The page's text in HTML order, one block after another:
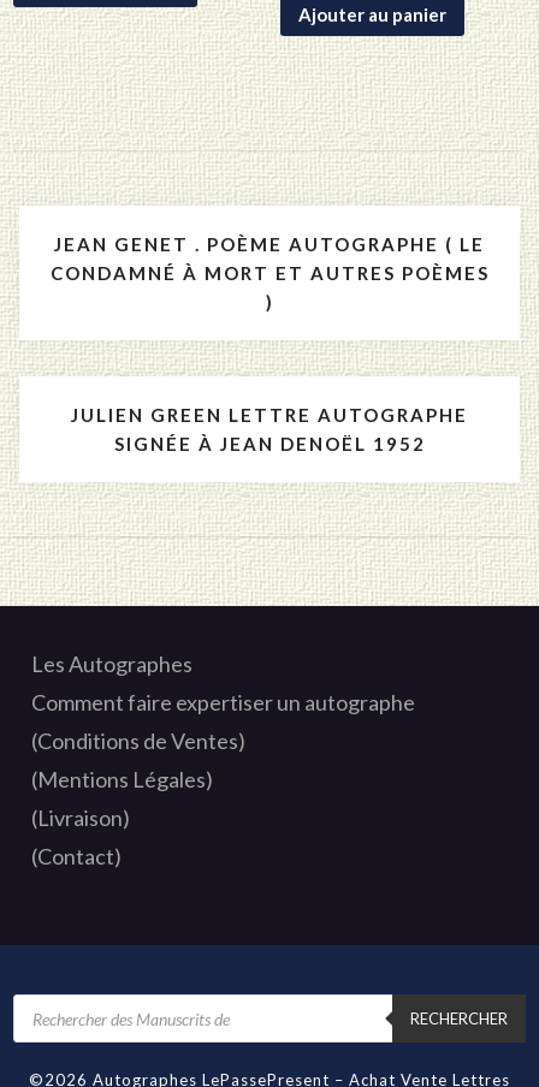
Ajouter au panier
Navigation
de
l’article
JEAN GENET . POÈME AUTOGRAPHE ( LE
CONDAMNÉ À MORT ET AUTRES POÈMES
)
JULIEN GREEN LETTRE AUTOGRAPHE
SIGNÉE À JEAN DENOËL 1952
Les Autographes
Comment faire expertiser un autographe
(Conditions de Ventes)
(Mentions Légales)
(Livraison)
(Contact)
Recherche
produits
RECHERCHER
©2026 Autographes LePassePresent – Achat Vente Lettres